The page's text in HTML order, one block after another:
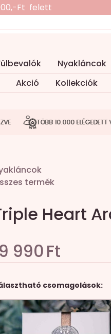
Nyakláncok
Akció Kollekciók
Ft felett
TÖBB 10.000 ELÉGEDETT
termék
Heart
990Ft
csomagolások: